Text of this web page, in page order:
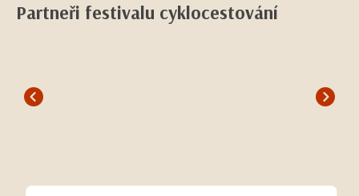
Partneři festivalu cyklocestování